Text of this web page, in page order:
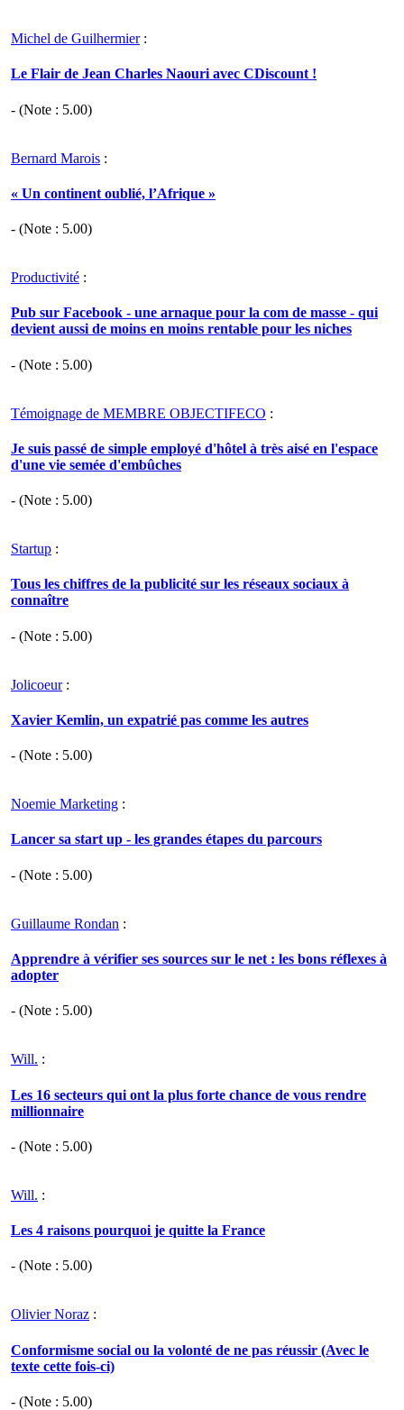
Michel de Guilhermier:
Le Flair de Jean Charles Naouri avec CDiscount !
- (Note : 5.00)
Bernard Marois :
« Un continent oublié, l’Afrique »
- (Note : 5.00)
Productivité :
Pub sur Facebook - une arnaque pour la com de masse - qui
devient aussi de moins en moins rentable pour les niches
- (Note : 5.00)
Témoignage de MEMBRE OBJECTIFECO :
Je suis passé de simple employé d'hôtel à très aisé en l'espace
d'une vie semée d'embûches
- (Note : 5.00)
Startup :
Tous les chiffres de la publicité sur les réseaux sociaux à
connaître
- (Note : 5.00)
Jolicoeur:
Xavier Kemlin, un expatrié pas comme les autres
- (Note : 5.00)
Noemie Marketing :
Lancer sa start up - les grandes étapes du parcours
- (Note : 5.00)
Guillaume Rondan :
Apprendre à vérifier ses sources sur le net : les bons réflexes à
adopter
- (Note : 5.00)
Will. :
Les 16 secteurs qui ont la plus forte chance de vous rendre
millionnaire
- (Note : 5.00)
Will. :
Les 4 raisons pourquoi je quitte la France
- (Note : 5.00)
Olivier Noraz :
Conformisme social ou la volonté de ne pas réussir (Avec le
texte cette fois-ci)
- (Note : 5.00)